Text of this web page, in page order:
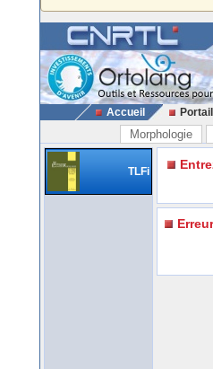
Accueil
Morphologie
TLFi
Erreur